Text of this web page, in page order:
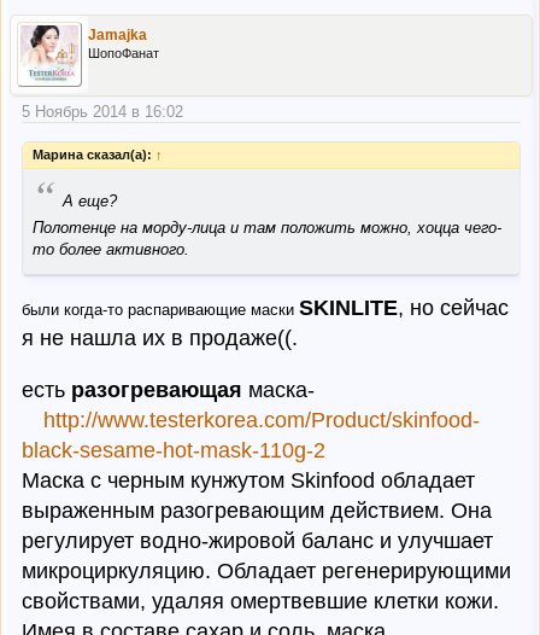
Jamajka
ШопоФанат
5 Ноябрь 2014 в 16:02
Марина сказал(а): ↑
“ А еще?
Полотенце на морду-лица и там положить можно, хоцца чего-
то более активного.
были когда-то распаривающие маски SKINLITE, но сейчас
я не нашла их в продаже((.
есть разогревающая маска-
http://www.testerkorea.com/Product/skinfood-
black-sesame-hot-mask-110g-2
Маска с черным кунжутом Skinfood обладает
выраженным разогревающим действием. Она
регулирует водно-жировой баланс и улучшает
микроциркуляцию. Обладает регенерирующими
свойствами, удаляя омертвевшие клетки кожи.